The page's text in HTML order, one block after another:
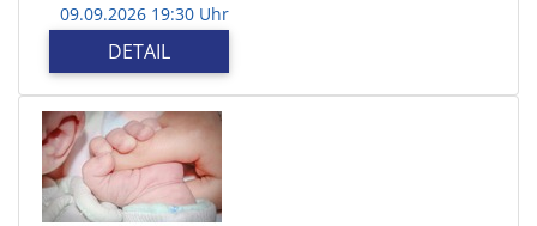
09.09.2026 19:30 Uhr
DETAIL